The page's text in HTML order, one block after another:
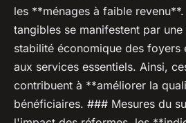
les **ménages à faible
tangibles se manifestent par
stabilité économique des foyers
aux services essentiels. Ainsi,
contribuent à **améliorer la
bénéficiaires. ### Mesures du